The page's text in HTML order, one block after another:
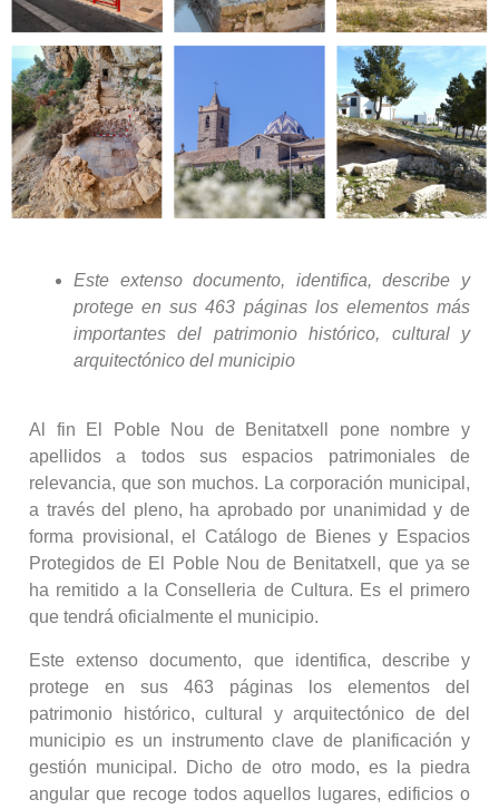
Este extenso documento, identifica, describe y
protege en sus 463 páginas los elementos más
importantes del patrimonio histórico, cultural y
arquitectónico del municipio
Al fin El Poble Nou de Benitatxell pone nombre y
apellidos a todos sus espacios patrimoniales de
relevancia, que son muchos. La corporación municipal,
a través del pleno, ha aprobado por unanimidad y de
forma provisional, el Catálogo de Bienes y Espacios
Protegidos de El Poble Nou de Benitatxell, que ya se
ha remitido a la Conselleria de Cultura. Es el primero
que tendrá oficialmente el municipio.
Este extenso documento, que identifica, describe y
protege en sus 463 páginas los elementos del
patrimonio histórico, cultural y arquitectónico de del
municipio es un instrumento clave de planificación y
gestión municipal. Dicho de otro modo, es la piedra
angular que recoge todos aquellos lugares, edificios o